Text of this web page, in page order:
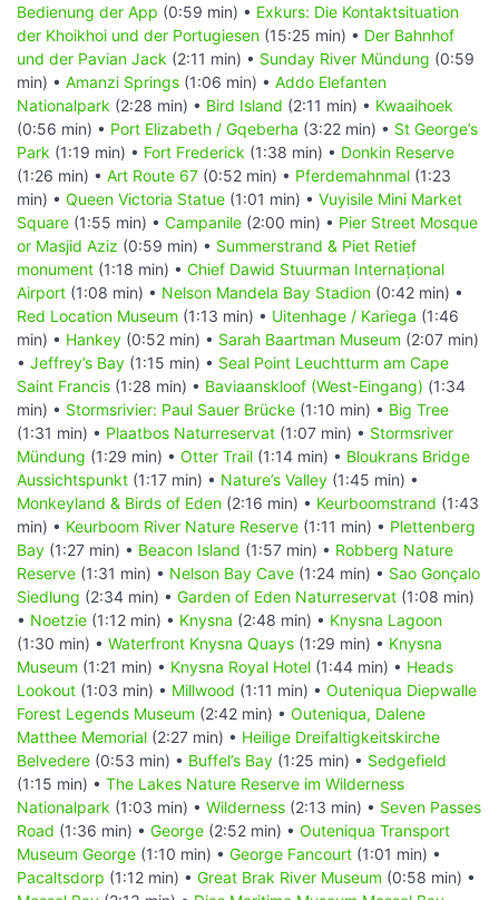
Bedienung der App (0:59 min) • Exkurs: Die Kontaktsituation
der Khoikhoi und der Portugiesen (15:25 min) • Der Bahnhof
und der Pavian Jack (2:11 min) • Sunday River Mündung (0:59
min) • Amanzi Springs (1:06 min) • Addo Elefanten
Nationalpark (2:28 min) • Bird Island (2:11 min) • Kwaaihoek
(0:56 min) • Port Elizabeth / Gqeberha (3:22 min) • St George’s
Park (1:19 min) • Fort Frederick (1:38 min) • Donkin Reserve
(1:26 min) • Art Route 67 (0:52 min) • Pferdemahnmal (1:23
min) • Queen Victoria Statue (1:01 min) • Vuyisile Mini Market
Square (1:55 min) • Campanile (2:00 min) • Pier Street Mosque
or Masjid Aziz (0:59 min) • Summerstrand & Piet Retief
monument (1:18 min) • Chief Dawid Stuurman Internațional
Airport (1:08 min) • Nelson Mandela Bay Stadion (0:42 min) •
Red Location Museum (1:13 min) • Uitenhage / Kariega (1:46
min) • Hankey (0:52 min) • Sarah Baartman Museum (2:07 min)
• Jeffrey’s Bay (1:15 min) • Seal Point Leuchtturm am Cape
Saint Francis (1:28 min) • Baviaanskloof (West-Eingang) (1:34
min) • Stormsrivier: Paul Sauer Brücke (1:10 min) • Big Tree
(1:31 min) • Plaatbos Naturreservat (1:07 min) • Stormsriver
Mündung (1:29 min) • Otter Trail (1:14 min) • Bloukrans Bridge
Aussichtspunkt (1:17 min) • Nature’s Valley (1:45 min) •
Monkeyland & Birds of Eden (2:16 min) • Keurboomstrand (1:43
min) • Keurboom River Nature Reserve (1:11 min) • Plettenberg
Bay (1:27 min) • Beacon Island (1:57 min) • Robberg Nature
Reserve (1:31 min) • Nelson Bay Cave (1:24 min) • Sao Gonçalo
Siedlung (2:34 min) • Garden of Eden Naturreservat (1:08 min)
• Noetzie (1:12 min) • Knysna (2:48 min) • Knysna Lagoon
(1:30 min) • Waterfront Knysna Quays (1:29 min) • Knysna
Museum (1:21 min) • Knysna Royal Hotel (1:44 min) • Heads
Lookout (1:03 min) • Millwood (1:11 min) • Outeniqua Diepwalle
Forest Legends Museum (2:42 min) • Outeniqua, Dalene
Matthee Memorial (2:27 min) • Heilige Dreifaltigkeitskirche
Belvedere (0:53 min) • Buffel’s Bay (1:25 min) • Sedgefield
(1:15 min) • The Lakes Nature Reserve im Wilderness
Nationalpark (1:03 min) • Wilderness (2:13 min) • Seven Passes
Road (1:36 min) • George (2:52 min) • Outeniqua Transport
Museum George (1:10 min) • George Fancourt (1:01 min) •
Pacaltsdorp (1:12 min) • Great Brak River Museum (0:58 min) •